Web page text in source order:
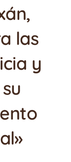
las
y